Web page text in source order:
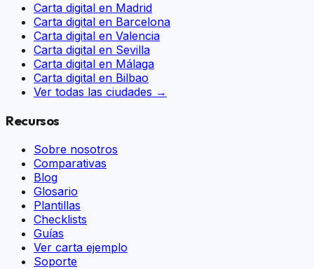
Carta digital en Madrid
Carta digital en Barcelona
Carta digital en Valencia
Carta digital en Sevilla
Carta digital en Málaga
Carta digital en Bilbao
Ver todas las ciudades →
Recursos
Sobre nosotros
Comparativas
Blog
Glosario
Plantillas
Checklists
Guías
Ver carta ejemplo
Soporte